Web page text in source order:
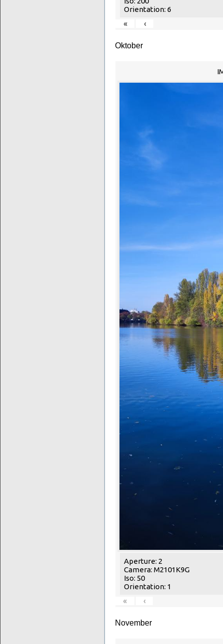
Orientation: 6
«
‹
Oktober
Aperture: 2
Camera: M2101K9G
Iso: 50
Orientation: 1
«
‹
November